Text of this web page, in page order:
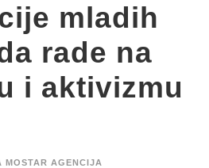
mladih
rade na
i aktivizmu
MOSTAR AGENCIJA